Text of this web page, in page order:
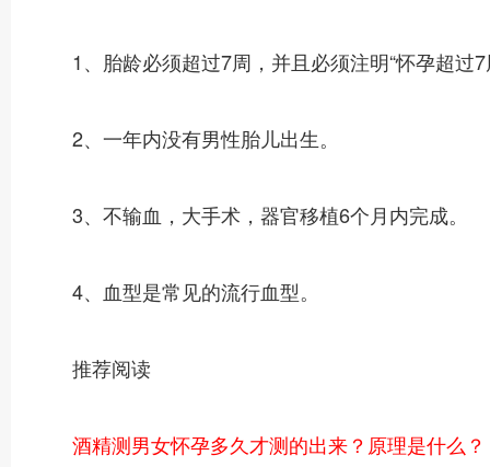
1、胎龄必须超过7周，并且必须注明“怀孕超过7
2、一年内没有男性胎儿出生。
3、不输血，大手术，器官移植6个月内完成。
4、血型是常见的流行血型。
推荐阅读
酒精测男女怀孕多久才测的出来？原理是什么？